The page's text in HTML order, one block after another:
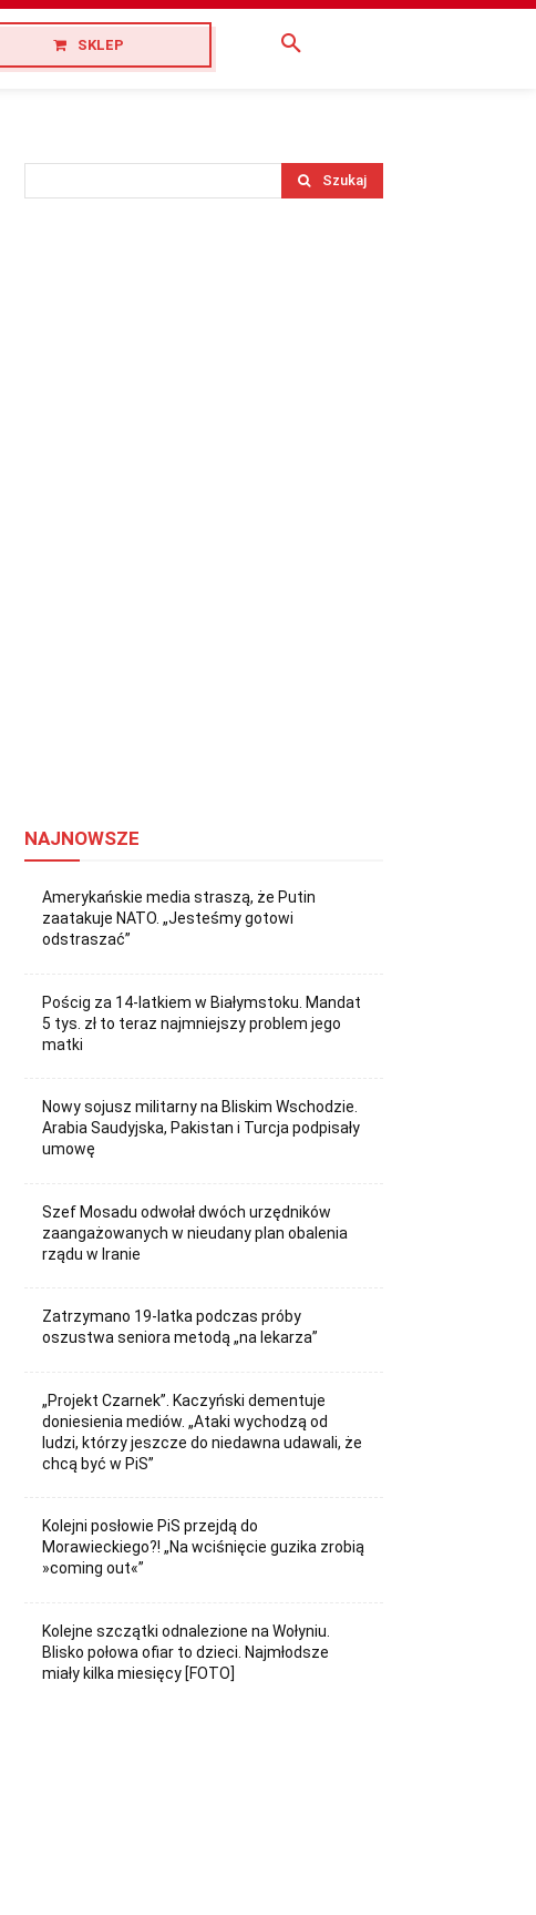
SKLEP
Szukaj
NAJNOWSZE
Amerykańskie media straszą, że Putin
zaatakuje NATO. „Jesteśmy gotowi
odstraszać”
Pościg za 14-latkiem w Białymstoku. Mandat
5 tys. zł to teraz najmniejszy problem jego
matki
Nowy sojusz militarny na Bliskim Wschodzie.
Arabia Saudyjska, Pakistan i Turcja podpisały
umowę
Szef Mosadu odwołał dwóch urzędników
zaangażowanych w nieudany plan obalenia
rządu w Iranie
Zatrzymano 19-latka podczas próby
oszustwa seniora metodą „na lekarza”
„Projekt Czarnek”. Kaczyński dementuje
doniesienia mediów. „Ataki wychodzą od
ludzi, którzy jeszcze do niedawna udawali, że
chcą być w PiS”
Kolejni posłowie PiS przejdą do
Morawieckiego?! „Na wciśnięcie guzika zrobią
»coming out«”
Kolejne szczątki odnalezione na Wołyniu.
Blisko połowa ofiar to dzieci. Najmłodsze
miały kilka miesięcy [FOTO]